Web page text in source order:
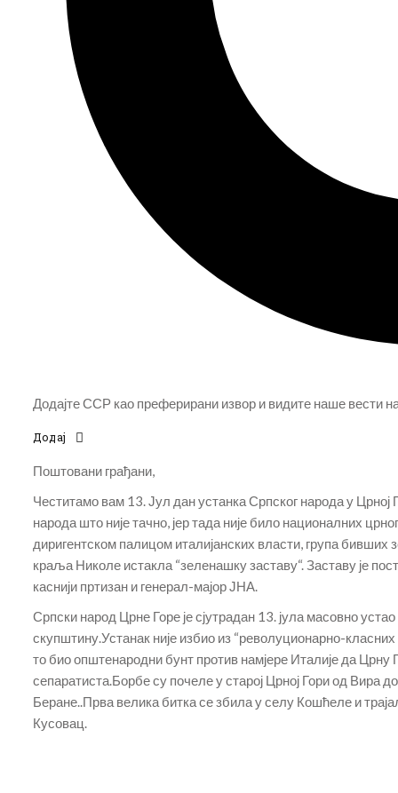
Додајте ССР као преферирани извор и видите наше вести
Додај
Поштовани грађани,
Честитамо вам 13. Јул дан устанка Српског народа у Црној
народа што није тачно, јер тада није било националних
диригентском палицом италијанских власти, група
краља Николе истакла “зеленашку заставу“. Заставу је
каснији пртизан и генерал-мајор ЈНА.
Српски народ Црне Горе је сјутрадан 13. јула масовно
скупштину.Устанак није избио из “револуционарно-класних
то био општенародни бунт против намјере Италије да Црну
сепаратиста.Борбе су почеле у старој Црној Гори од Вира
Беране..Прва велика битка се збила у селу Кошћеле и
Кусовац.